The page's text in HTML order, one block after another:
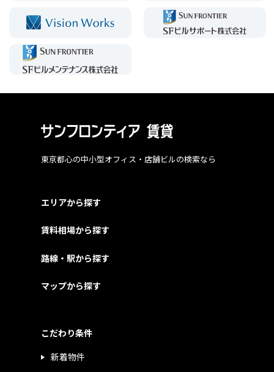
東京都心の中小型オフィス・店舗ビルの検索なら
エリアから探す
賃料相場から探す
路線・駅から探す
マップから探す
こだわり条件
新着物件